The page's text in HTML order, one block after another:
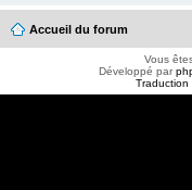
Accueil du forum
Vous
Développé par
Traduction